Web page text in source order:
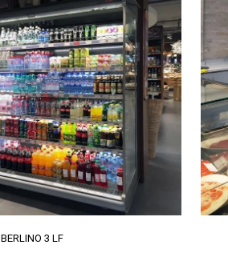
BERLINO 3 LF